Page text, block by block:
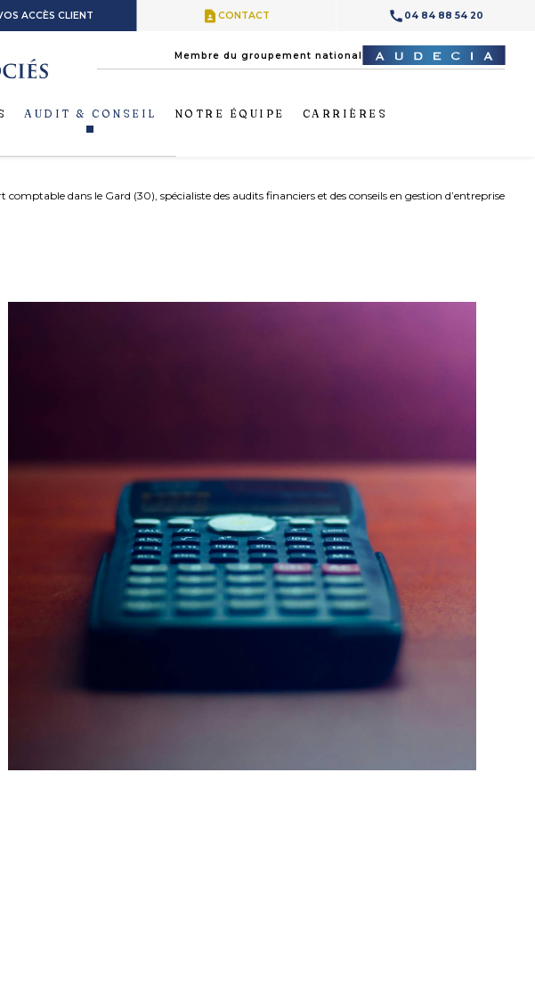
ACCÈS CLIENT contact_pageCONTACT call 04 84 88 54 20
Membre du groupement national
AUDIT & CONSEIL NOTRE ÉQUIPE CARRIÈRES
comptable dans le Gard (30), spécialiste des audits financiers et des conseils en gestion d’entreprise